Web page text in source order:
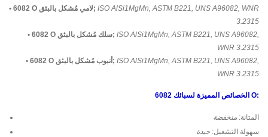
• 6082 O لامي مُشكل بالبثق; ISO AlSi1MgMn, ASTM B221, UNS A96082, WNR
3.2315
• 6082 O سلك مُشكل بالبثق; ISO AlSi1MgMn, ASTM B221, UNS A96082,
WNR 3.2315
• 6082 O أنبوب مُشكل بالبثق; ISO AlSi1MgMn, ASTM B221, UNS A96082,
WNR 3.2315
الخصائص المميزة لسبائك 6082 O:
المتانة: منخفضة
سهولة التشغيل:جيدة